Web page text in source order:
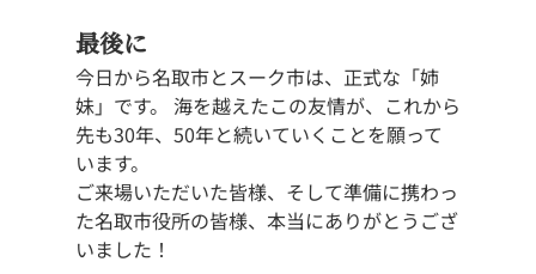
最後に
今日から名取市とスーク市は、正式な「姉
妹」です。 海を越えたこの友情が、これから
先も30年、50年と続いていくことを願って
います。
ご来場いただいた皆様、そして準備に携わっ
た名取市役所の皆様、本当にありがとうござ
いました！